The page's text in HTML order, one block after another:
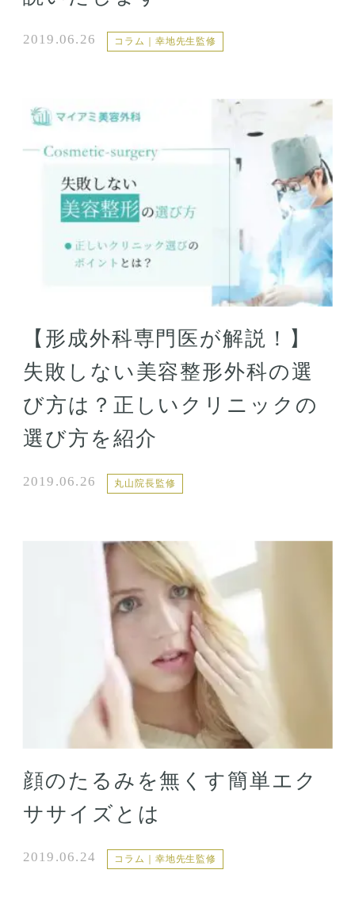
2019.06.26 コラム｜幸地先生監修
【形成外科専門医が解説！】
失敗しない美容整形外科の選
び方は？正しいクリニックの
選び方を紹介
2019.06.26 丸山院長監修
顔のたるみを無くす簡単エク
ササイズとは
2019.06.24 コラム｜幸地先生監修